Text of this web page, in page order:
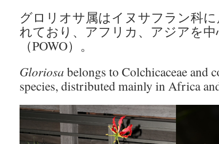
グロリオサ属はイヌサフラン科
れており、アフリカ、アジアを
（POWO）。
Gloriosa belongs to Colchicaceae and
species, distributed mainly in Africa